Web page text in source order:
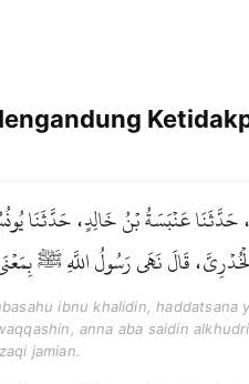
عَنْبَسَةُ بْنُ خَالِدٍ، حَدَّثَنَا
قَالَ نَهَى رَسُولُ اللَّهِ ﷺ
ibnu khalidin, haddatsana
anna aba saidin
jamian.